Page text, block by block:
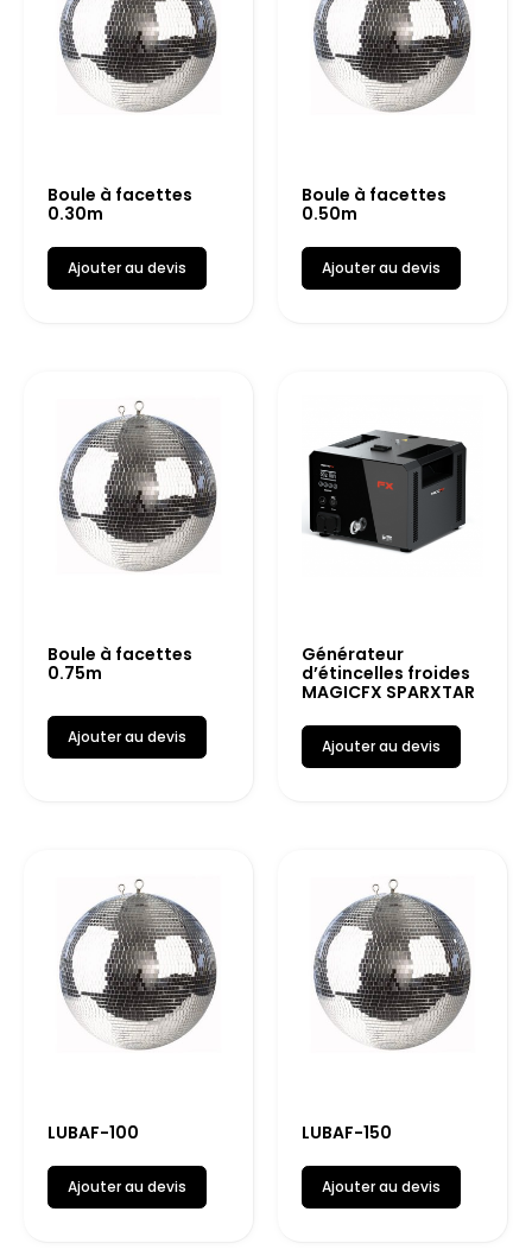
Boule à facettes
0.30m
Ajouter au devis
Boule à facettes
0.50m
Ajouter au devis
Boule à facettes
0.75m
Ajouter au devis
Générateur
d’étincelles froides
MAGICFX SPARXTAR
Ajouter au devis
LUBAF-100
Ajouter au devis
LUBAF-150
Ajouter au devis